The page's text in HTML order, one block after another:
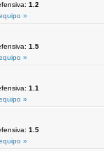
1.2
»
1.5
»
1.1
»
1.5
»